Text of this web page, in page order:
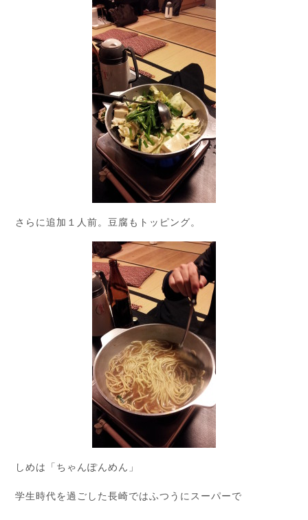
さらに追加１人前。豆腐もトッピング。
しめは「ちゃんぽんめん」
学生時代を過ごした長崎ではふつうにスーパーで